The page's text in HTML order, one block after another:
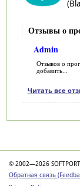
Отзывы о
Admin
Отзывов о
добавить...
Читать все
© 2002—2026
Обратная связь